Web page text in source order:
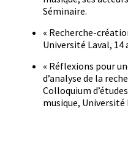
Séminaire.
« Recherche-
Université Laval, 14
« Réflexions pour
d’analyse de la
Colloquium
musique, Université